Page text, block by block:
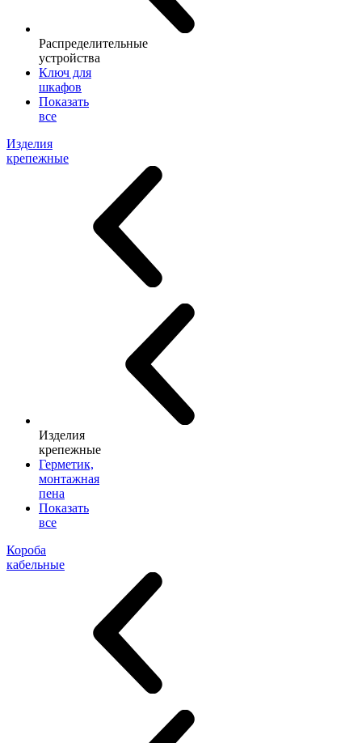
Распределительные
устройства
Ключ для
шкафов
Показать
все
Изделия
крепежные
Изделия
крепежные
Герметик,
монтажная
пена
Показать
все
Короба
кабельные